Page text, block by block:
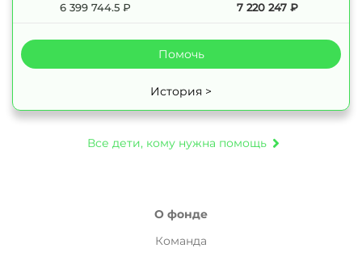
6 399 744.5₽ 7 220 247₽
Помочь
История >
Все дети, кому нужна помощь
О фонде
Команда